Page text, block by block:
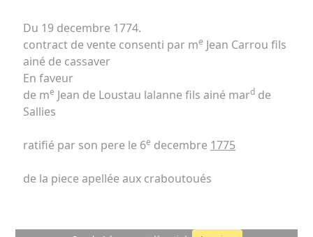
Du 19 decembre 1774.
contract de vente consenti par me Jean Carrou fils
ainé de cassaver
En faveur
de me Jean de Loustau lalanne fils ainé mard de
Sallies
ratifié par son pere le 6e decembre 1775
de la piece apellée aux craboutoués